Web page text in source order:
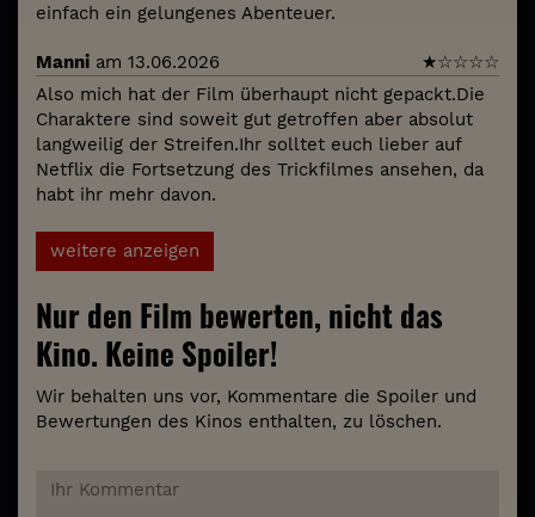
einfach ein gelungenes Abenteuer.
Manni am 13.06.2026 ★☆☆☆☆
Also mich hat der Film überhaupt nicht gepackt.Die
Charaktere sind soweit gut getroffen aber absolut
langweilig der Streifen.Ihr solltet euch lieber auf
Netflix die Fortsetzung des Trickfilmes ansehen, da
habt ihr mehr davon.
weitere anzeigen
Nur den Film bewerten, nicht das
Kino. Keine Spoiler!
Wir behalten uns vor, Kommentare die Spoiler und
Bewertungen des Kinos enthalten, zu löschen.